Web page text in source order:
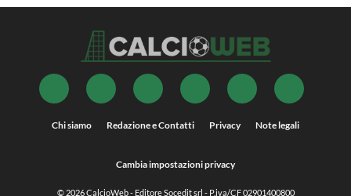
Chi siamo Redazione e Contatti Privacy Note legali
Cambia impostazioni privacy
© 2026CalcioWeb- Editore Socedit srl - P.iva/CF 02901400800